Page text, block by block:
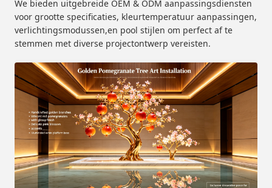
We bieden uitgebreide OEM & ODM aanpassingsdiensten
voor grootte specificaties, kleurtemperatuur aanpassingen,
verlichtingsmodussen,en pool stijlen om perfect af te
stemmen met diverse projectontwerp vereisten.